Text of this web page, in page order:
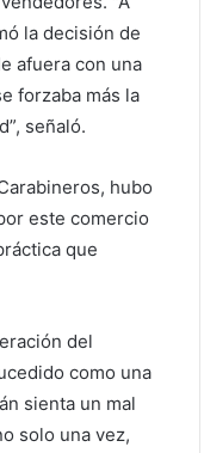
la decisión de
afuera con una
forzaba más la
señaló.
hubo
este comercio
que
del
como una
sienta un mal
solo una vez,